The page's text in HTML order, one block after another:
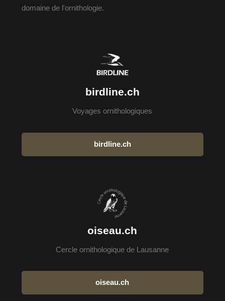
domaine de l'ornithologie.
birdline.ch
Voyages ornithologiques
birdline.ch
oiseau.ch
Cercle ornithologique de Lausanne
oiseau.ch